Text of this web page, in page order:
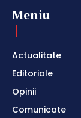
Meniu
Actualitate
Editoriale
Opinii
Comunicate